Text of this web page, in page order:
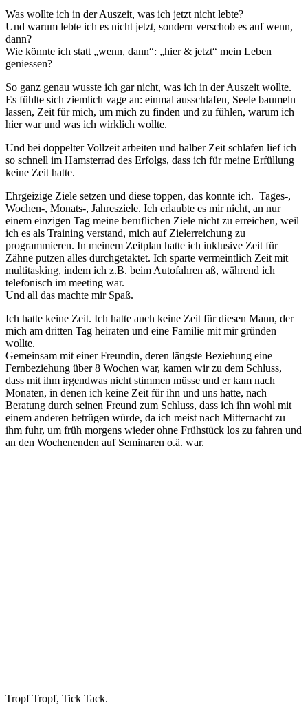
Was wollte ich in der Auszeit, was ich jetzt nicht lebte?
Und warum lebte ich es nicht jetzt, sondern verschob es auf wenn,
dann?
Wie könnte ich statt „wenn, dann“: „hier & jetzt“ mein Leben
geniessen?
So ganz genau wusste ich gar nicht, was ich in der Auszeit wollte.
Es fühlte sich ziemlich vage an: einmal ausschlafen, Seele baumeln
lassen, Zeit für mich, um mich zu finden und zu fühlen, warum ich
hier war und was ich wirklich wollte.
Und bei doppelter Vollzeit arbeiten und halber Zeit schlafen lief ich
so schnell im Hamsterrad des Erfolgs, dass ich für meine Erfüllung
keine Zeit hatte.
Ehrgeizige Ziele setzen und diese toppen, das konnte ich. Tages-,
Wochen-, Monats-, Jahresziele. Ich erlaubte es mir nicht, an nur
einem einzigen Tag meine beruflichen Ziele nicht zu erreichen, weil
ich es als Training verstand, mich auf Zielerreichung zu
programmieren. In meinem Zeitplan hatte ich inklusive Zeit für
Zähne putzen alles durchgetaktet. Ich sparte vermeintlich Zeit mit
multitasking, indem ich z.B. beim Autofahren aß, während ich
telefonisch im meeting war.
Und all das machte mir Spaß.
Ich hatte keine Zeit. Ich hatte auch keine Zeit für diesen Mann, der
mich am dritten Tag heiraten und eine Familie mit mir gründen
wollte.
Gemeinsam mit einer Freundin, deren längste Beziehung eine
Fernbeziehung über 8 Wochen war, kamen wir zu dem Schluss,
dass mit ihm irgendwas nicht stimmen müsse und er kam nach
Monaten, in denen ich keine Zeit für ihn und uns hatte, nach
Beratung durch seinen Freund zum Schluss, dass ich ihn wohl mit
einem anderen betrügen würde, da ich meist nach Mitternacht zu
ihm fuhr, um früh morgens wieder ohne Frühstück los zu fahren und
an den Wochenenden auf Seminaren o.ä. war.
Tropf Tropf, Tick Tack.